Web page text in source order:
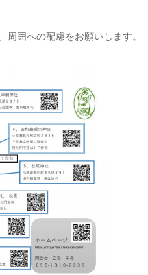
囲への配慮をお願いします。